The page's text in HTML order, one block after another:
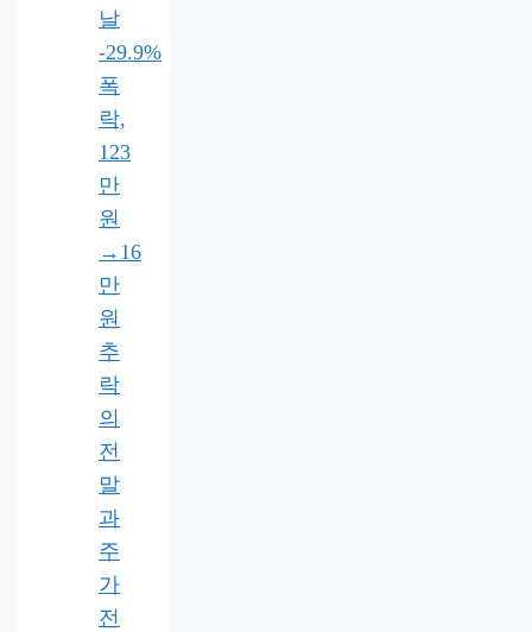
날
-29.9%
폭
락,
123
만
원
→16
만
원
추
락
의
전
말
과
주
가
전